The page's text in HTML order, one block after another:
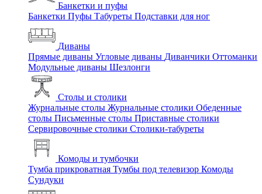
Банкетки и пуфы
Банкетки Пуфы Табуреты Подставки для ног
Диваны
Прямые диваны Угловые диваны Диванчики Оттоманки
Модульные диваны Шезлонги
Столы и столики
Журнальные столы Журнальные столики Обеденные
столы Письменные столы Приставные столики
Сервировочные столики Столики-табуреты
Комоды и тумбочки
Тумба прикроватная Тумбы под телевизор Комоды
Сундуки